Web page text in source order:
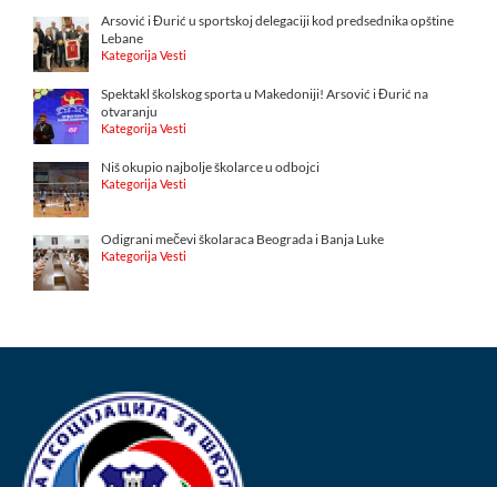
Arsović i Đurić u sportskoj delegaciji kod predsednika opštine
Lebane
Kategorija Vesti
Spektakl školskog sporta u Makedoniji! Arsović i Đurić na
otvaranju
Kategorija Vesti
Niš okupio najbolje školarce u odbojci
Kategorija Vesti
Odigrani mečevi školaraca Beograda i Banja Luke
Kategorija Vesti